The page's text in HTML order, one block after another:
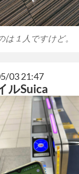
は１人ですけど。
03 21:47
ルSuica